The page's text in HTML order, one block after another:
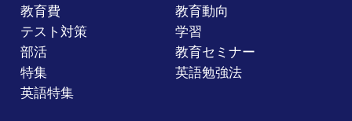
教育費
教育動向
テスト対策
学習
部活
教育セミナー
特集
英語勉強法
英語特集